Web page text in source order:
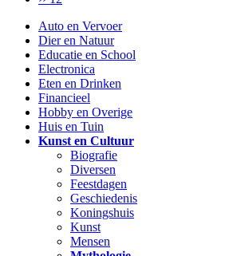
Auto en Vervoer
Dier en Natuur
Educatie en School
Electronica
Eten en Drinken
Financieel
Hobby en Overige
Huis en Tuin
Kunst en Cultuur
Biografie
Diversen
Feestdagen
Geschiedenis
Koningshuis
Kunst
Mensen